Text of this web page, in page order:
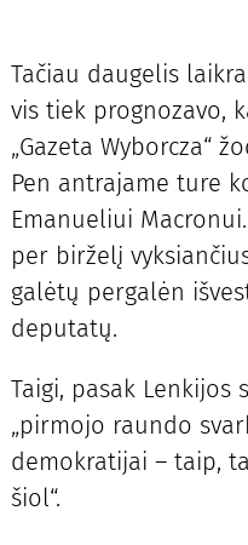
Tačiau daugelis
vis tiek prognozavo,
„Gazeta Wyborcza“
Pen antrajame ture
Emanueliui
per birželį
galėtų pergalėn
deputatų.
Taigi, pasak Lenkijos
„pirmojo raundo
demokratijai – taip,
šiol“.